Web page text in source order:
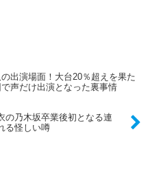
出演場面！大台20％超えを果た
声だけ出演となった裏事情
の乃木坂卒業後初となる連
る怪しい噂